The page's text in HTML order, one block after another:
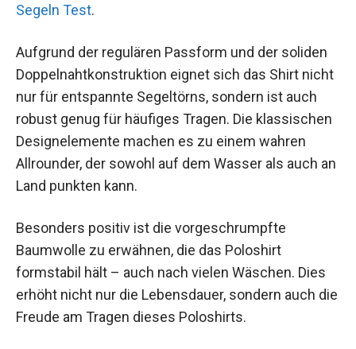
Segeln Test.
Aufgrund der regulären Passform und der soliden
Doppelnahtkonstruktion eignet sich das Shirt nicht
nur für entspannte Segeltörns, sondern ist auch
robust genug für häufiges Tragen. Die klassischen
Designelemente machen es zu einem wahren
Allrounder, der sowohl auf dem Wasser als auch an
Land punkten kann.
Besonders positiv ist die vorgeschrumpfte
Baumwolle zu erwähnen, die das Poloshirt
formstabil hält – auch nach vielen Wäschen. Dies
erhöht nicht nur die Lebensdauer, sondern auch die
Freude am Tragen dieses Poloshirts.